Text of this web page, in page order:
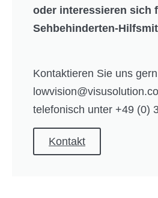
oder interessieren sich
Sehbehinderten-
Kontaktieren Sie uns
telefonisch unter +49 (0)
Kontakt